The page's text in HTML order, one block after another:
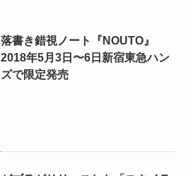
落書き錯視ノート『NOUTO』
2018年5月3日〜6日新宿東急ハン
ズで限定発売